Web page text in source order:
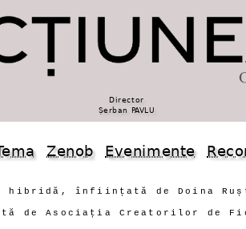
Director
Șerban PAVLU
Zenob Evenimente
hibridă, înființată de Doina
de Asociația Creatorilor de